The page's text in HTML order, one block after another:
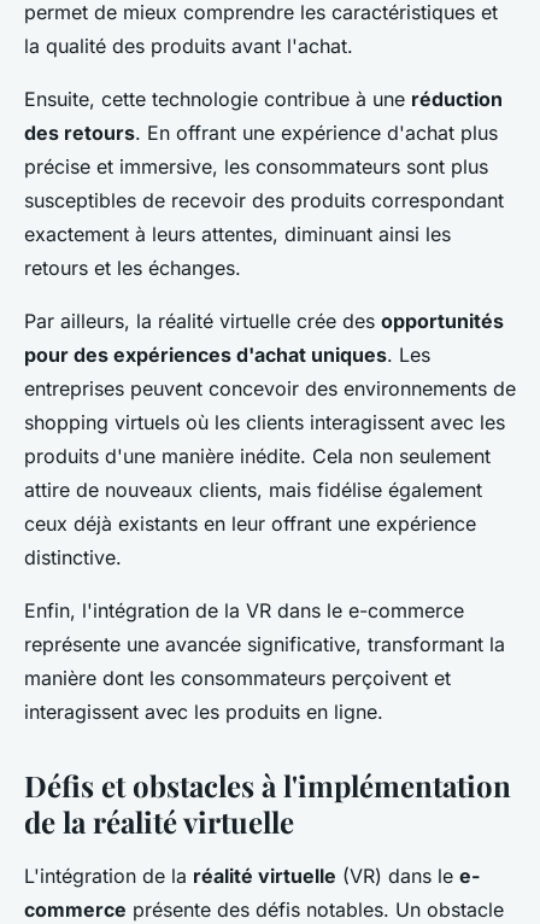
permet de mieux comprendre les caractéristiques et
la qualité des produits avant l'achat.
Ensuite, cette technologie contribue à une réduction
des retours. En offrant une expérience d'achat plus
précise et immersive, les consommateurs sont plus
susceptibles de recevoir des produits correspondant
exactement à leurs attentes, diminuant ainsi les
retours et les échanges.
Par ailleurs, la réalité virtuelle crée des opportunités
pour des expériences d'achat uniques. Les
entreprises peuvent concevoir des environnements de
shopping virtuels où les clients interagissent avec les
produits d'une manière inédite. Cela non seulement
attire de nouveaux clients, mais fidélise également
ceux déjà existants en leur offrant une expérience
distinctive.
Enfin, l'intégration de la VR dans le e-commerce
représente une avancée significative, transformant la
manière dont les consommateurs perçoivent et
interagissent avec les produits en ligne.
Défis et obstacles à l'implémentation
de la réalité virtuelle
L'intégration de la réalité virtuelle (VR) dans le e-
commerce présente des défis notables. Un obstacle